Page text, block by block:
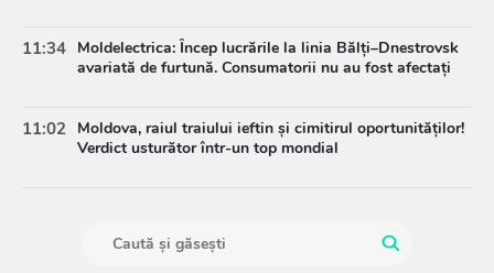
11:34 Moldelectrica: Încep lucrările la linia Bălți–Dnestrovsk
avariată de furtună. Consumatorii nu au fost afectați
11:02 Moldova, raiul traiului ieftin și cimitirul oportunităților!
Verdict usturător într-un top mondial